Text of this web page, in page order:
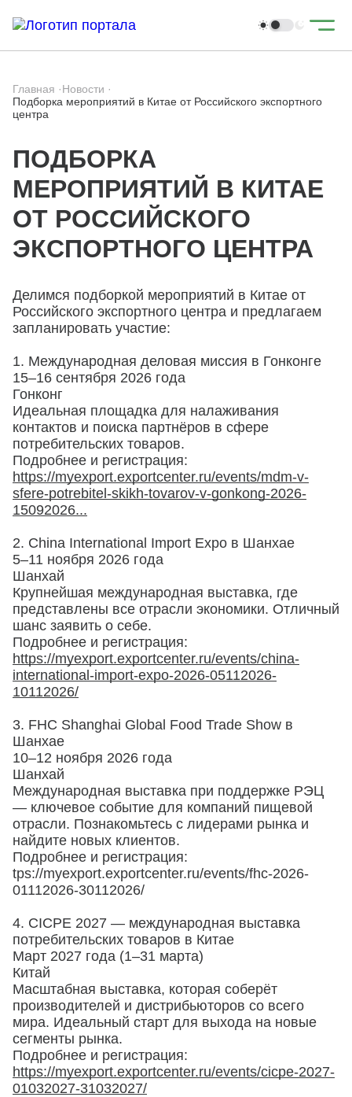
Главная ·Новости ·
Подборка мероприятий в Китае от Российского экспортного
центра
ПОДБОРКА
МЕРОПРИЯТИЙ В КИТАЕ
ОТ РОССИЙСКОГО
ЭКСПОРТНОГО ЦЕНТРА
Делимся подборкой мероприятий в Китае от
Российского экспортного центра и предлагаем
запланировать участие:
1. Международная деловая миссия в Гонконге
15–16 сентября 2026 года
Гонконг
Идеальная площадка для налаживания
контактов и поиска партнёров в сфере
потребительских товаров.
Подробнее и регистрация:
https://myexport.exportcenter.ru/events/mdm-v-
sfere-potrebitel-skikh-tovarov-v-gonkong-2026-
15092026...
2. China International Import Expo в Шанхае
5–11 ноября 2026 года
Шанхай
Крупнейшая международная выставка, где
представлены все отрасли экономики. Отличный
шанс заявить о себе.
Подробнее и регистрация:
https://myexport.exportcenter.ru/events/china-
international-import-expo-2026-05112026-
10112026/
3. FHC Shanghai Global Food Trade Show в
Шанхае
10–12 ноября 2026 года
Шанхай
Международная выставка при поддержке РЭЦ
— ключевое событие для компаний пищевой
отрасли. Познакомьтесь с лидерами рынка и
найдите новых клиентов.
Подробнее и регистрация:
tps://myexport.exportcenter.ru/events/fhc-2026-
01112026-30112026/
4. CICPE 2027 — международная выставка
потребительских товаров в Китае
Март 2027 года (1–31 марта)
Китай
Масштабная выставка, которая соберёт
производителей и дистрибьюторов со всего
мира. Идеальный старт для выхода на новые
сегменты рынка.
Подробнее и регистрация:
https://myexport.exportcenter.ru/events/cicpe-2027-
01032027-31032027/